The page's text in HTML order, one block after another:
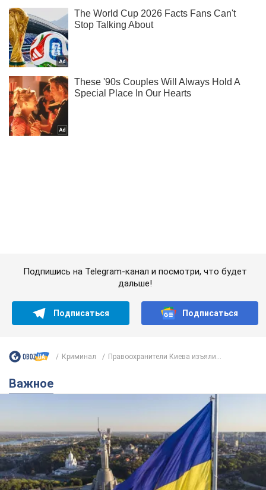
Важное
Какой была оригинальная версия гимна
Украины и почему ее боялась Российская
империя: об этом не рассказывают в школе
Государственным символом являются только первый куплет
и припев песни